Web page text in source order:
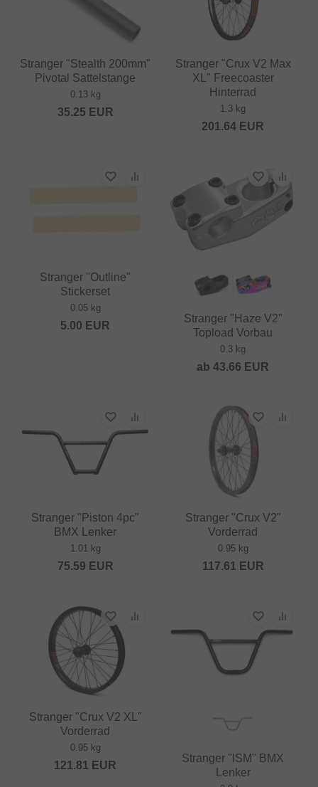
Stranger "Stealth 200mm"
Pivotal Sattelstange
0.13 kg
35.25 EUR
Stranger "Crux V2 Max
XL" Freecoaster
Hinterrad
1.3 kg
201.64 EUR
Stranger "Outline"
Stickerset
0.05 kg
5.00 EUR
Stranger "Haze V2"
Topload Vorbau
0.3 kg
ab 43.66 EUR
Stranger "Piston 4pc"
BMX Lenker
1.01 kg
75.59 EUR
Stranger "Crux V2"
Vorderrad
0.95 kg
117.61 EUR
Stranger "Crux V2 XL"
Vorderrad
0.95 kg
121.81 EUR
Stranger "ISM" BMX
Lenker